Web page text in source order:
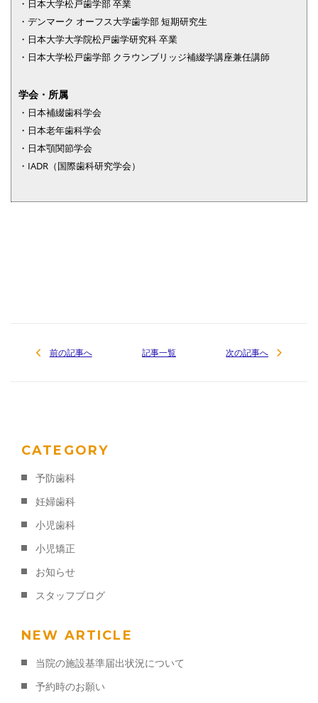
・日本大学松戸歯学部 卒業
・デンマーク オーフス大学歯学部 短期研究生
・日本大学大学院松戸歯学研究科 卒業
・日本大学松戸歯学部 クラウンブリッジ補綴学講座兼任講師
学会・所属
・日本補綴歯科学会
・日本老年歯科学会
・日本顎関節学会
・IADR（国際歯科研究学会）
前の記事へ 記事一覧 次の記事へ
CATEGORY
予防歯科
妊婦歯科
小児歯科
小児矯正
お知らせ
スタッフブログ
NEW ARTICLE
当院の施設基準届出状況について
予約時のお願い